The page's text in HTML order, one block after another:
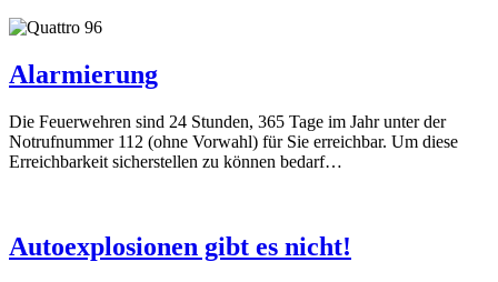
Alarmierung
Die Feuerwehren sind 24 Stunden, 365 Tage im Jahr unter der
Notrufnummer 112 (ohne Vorwahl) für Sie erreichbar. Um diese
Erreichbarkeit sicherstellen zu können bedarf…
Autoexplosionen gibt es nicht!